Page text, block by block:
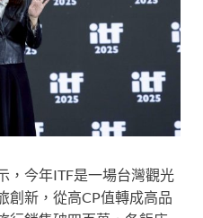
，今年ITF是一場台灣觀光
創新，從高CP值轉成高品